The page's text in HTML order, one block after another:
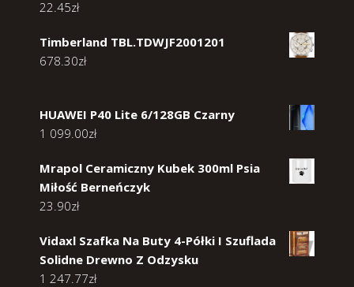
22.45zł
Timberland TBL.TDWJF2001201
678.30zł
HUAWEI P40 Lite 6/128GB Czarny
1 099.00zł
Mrapol Ceramiczny Kubek 300ml Psia
Miłość Berneńczyk
23.90zł
Vidaxl Szafka Na Buty 4-Półki I Szuflada
Solidne Drewno Z Odzysku
1 247.77zł